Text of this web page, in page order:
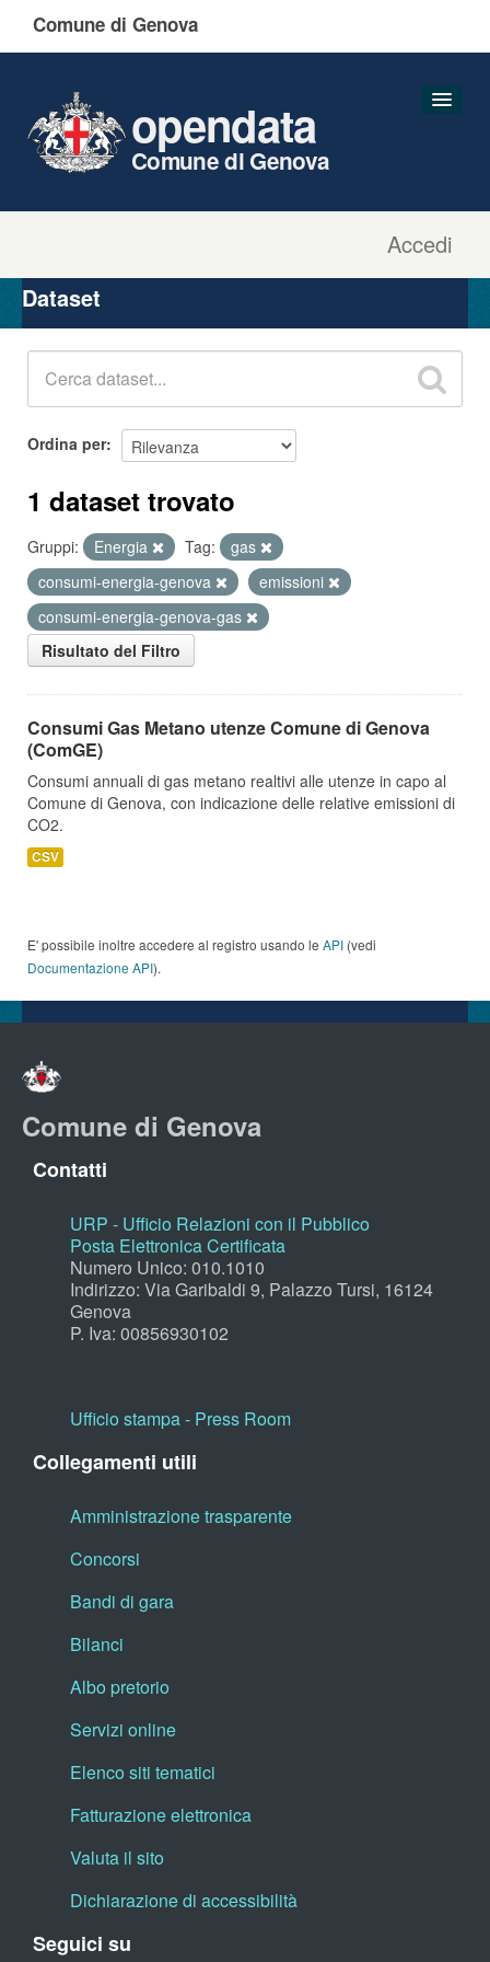
Comune di Genova
Accedi
opendata
Comune di Genova
Organizzazioni
Gruppi
Dataset
Ordina per
1 dataset trovato
Gruppi: Energia Tag:
gas
consumi-energia-genova
emissioni
consumi-energia-genova-gas
Risultato del Filtro
Consumi Gas Metano utenze Comune di Genova
(ComGE)
Consumi annuali di gas metano realtivi alle utenze in capo al
Comune di Genova, con indicazione delle relative emissioni di
CO2.
CSV
E' possibile inoltre accedere al registro usando le API (vedi
Documentazione API).
Comune di Genova
Contatti
URP - Ufficio Relazioni con il Pubblico
Posta Elettronica Certificata
Numero Unico: 010.1010
Indirizzo: Via Garibaldi 9, Palazzo Tursi, 16124
Genova
P. Iva: 00856930102
Ufficio stampa - Press Room
Collegamenti utili
Amministrazione trasparente
Concorsi
Bandi di gara
Bilanci
Albo pretorio
Servizi online
Elenco siti tematici
Fatturazione elettronica
Valuta il sito
Dichiarazione di accessibilità
Seguici su